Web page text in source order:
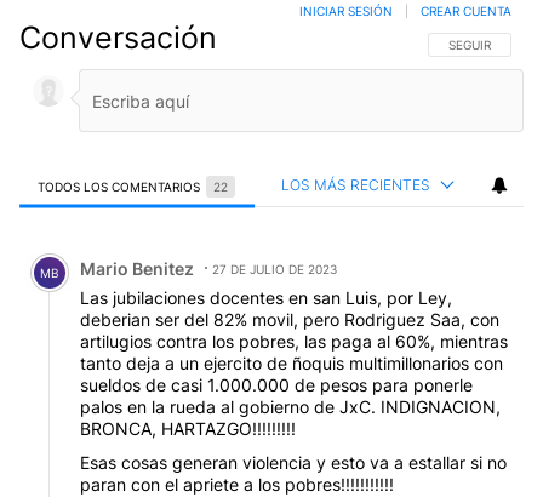
Conversación SIGA ESTA
SEGUIR
INICIAR SESIÓN CREAR CUENTA
TODOS LOS COMENTARIOS 22 LOS MÁS RECIENTES
Comentario de Mario Benitez.
MB Mario Benitez 27 DE JULIO DE 2023
Las jubilaciones docentes en san Luis, por Ley,
deberian ser del 82% movil, pero Rodriguez Saa, con
artilugios contra los pobres, las paga al 60%, mientras
tanto deja a un ejercito de ñoquis multimillonarios con
sueldos de casi 1.000.000 de pesos para ponerle
palos en la rueda al gobierno de JxC. INDIGNACION,
BRONCA, HARTAZGO!!!!!!!!!
Esas cosas generan violencia y esto va a estallar si no
paran con el apriete a los pobres!!!!!!!!!!!